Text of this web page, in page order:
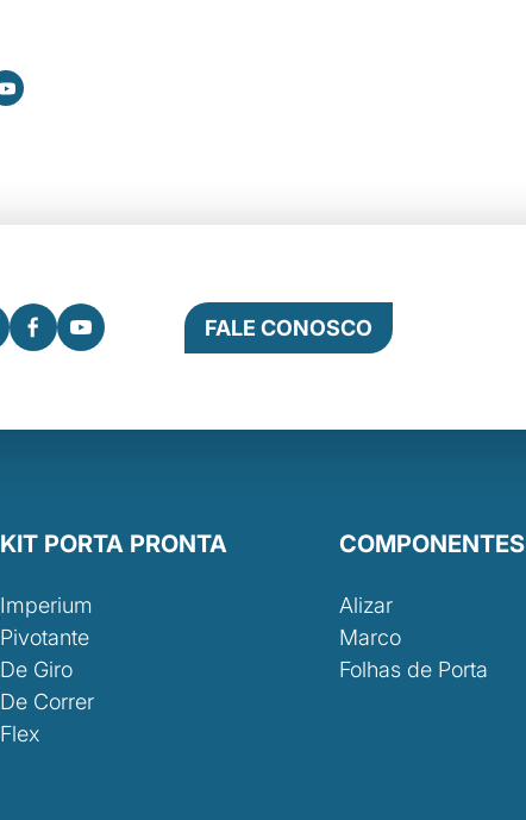
FALE CONOSCO
KIT PORTA PRONTA
Imperium
Pivotante
De Giro
De Correr
Flex
COMPONENTES
Alizar
Marco
Folhas de Porta